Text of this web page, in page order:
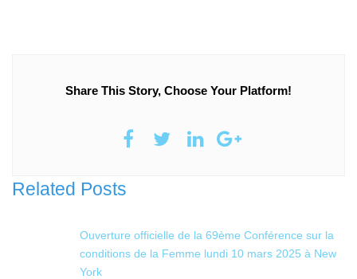
Share This Story, Choose Your Platform!
Related Posts
Ouverture officielle de la 69ème Conférence sur la
conditions de la Femme lundi 10 mars 2025 à New
York